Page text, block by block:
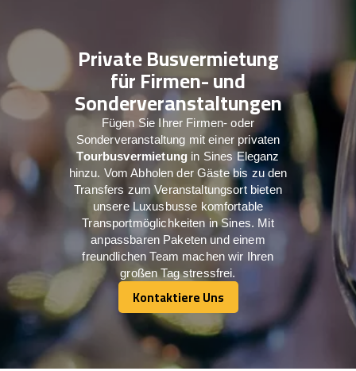
Private Busvermietung
für Firmen- und
Sonderveranstaltungen
Fügen Sie Ihrer Firmen- oder
Sonderveranstaltung mit einer privaten
Tourbusvermietung in Sines Eleganz
hinzu. Vom Abholen der Gäste bis zu den
Transfers zum Veranstaltungsort bieten
unsere Luxusbusse komfortable
Transportmöglichkeiten in Sines. Mit
anpassbaren Paketen und einem
freundlichen Team machen wir Ihren
großen Tag stressfrei.
Kontaktiere Uns
Kontaktiere Uns